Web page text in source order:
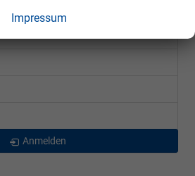
Anmelden
Impressum